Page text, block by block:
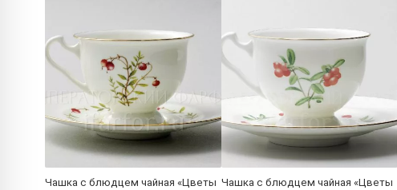
Чашка с блюдцем чайная «Цветы Чашка с блюдцем чайная «Цветы